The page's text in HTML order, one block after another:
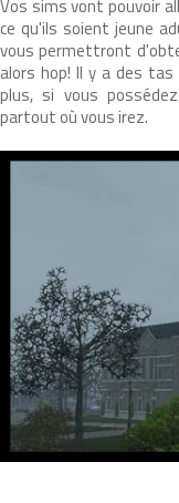
Vos sims vont pouvoir
ce qu'ils soient jeune
vous permettront
alors hop! Il y a des
plus, si vous
partout où vous irez.